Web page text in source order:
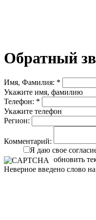
Обратный
Имя, Фамилия: *
Укажите имя, фамилию
Телефон: *
Укажите телефон
Регион:
Комментарий:
Я даю свое
обновить
Неверное введено слово